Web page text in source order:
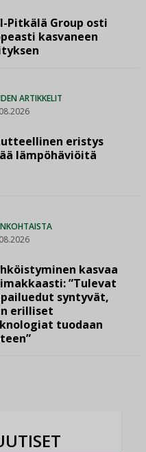
Pitkälä Group osti
kasvaneen
ARTIKKELIT
eristys
lämpöhäviöitä
kasvaa
”Tulevat
syntyvät,
erilliset
tuodaan